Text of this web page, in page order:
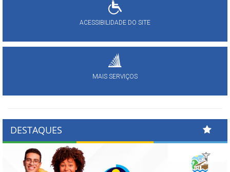
ACESSIBILIDADE DO SITE
MAIS SERVIÇOS
DESTAQUES